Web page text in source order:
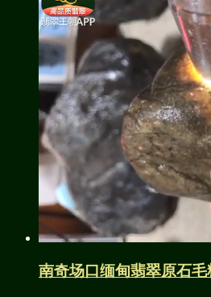
南奇场口缅甸翡翠原石